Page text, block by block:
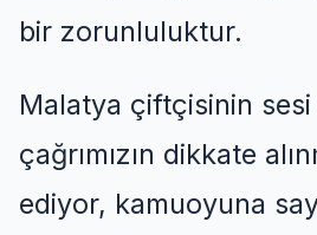
bir zorunluluktur.
Malatya çiftçisinin
çağrımızın dikkate
ediyor, kamuoyuna